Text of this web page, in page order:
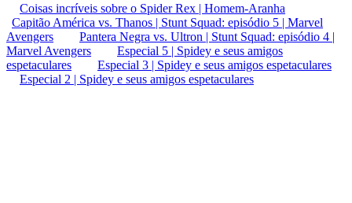
Coisas incríveis sobre o Spider Rex | Homem-Aranha
Capitão América vs. Thanos | Stunt Squad: episódio 5 | Marvel
Avengers
Pantera Negra vs. Ultron | Stunt Squad: episódio 4 |
Marvel Avengers
Especial 5 | Spidey e seus amigos
espetaculares
Especial 3 | Spidey e seus amigos espetaculares
Especial 2 | Spidey e seus amigos espetaculares